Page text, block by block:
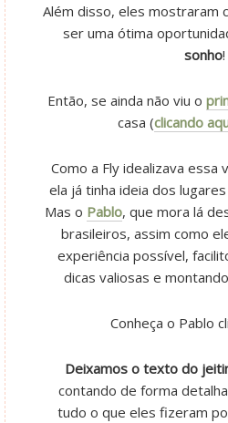
Além disso, eles mostraram
ser uma ótima
sonho!
Então, se ainda não viu o
casa (clicando
Como a Fly idealizava essa
ela já tinha ideia dos
Mas o Pablo, que mora lá
brasileiros, assim como
experiência possível,
dicas valiosas e
Conheça o Pablo
Deixamos o texto do
contando de forma
tudo o que eles fizeram